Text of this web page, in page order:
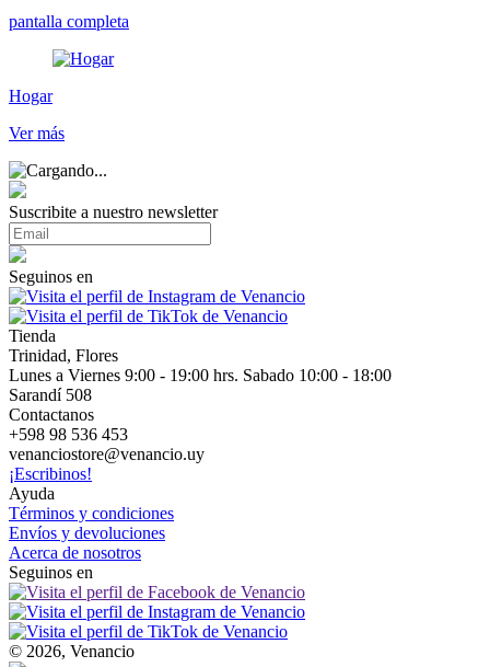
pantalla completa
Hogar
Ver más
Suscribite a nuestro newsletter
Seguinos en
Tienda
Trinidad, Flores
Lunes a Viernes 9:00 - 19:00 hrs. Sabado 10:00 - 18:00
Sarandí 508
Contactanos
+598 98 536 453
venanciostore@venancio.uy
¡Escribinos!
Ayuda
Términos y condiciones
Envíos y devoluciones
Acerca de nosotros
Seguinos en
© 2026, Venancio